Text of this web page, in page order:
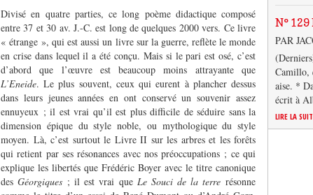
Divisé en quatre parties, ce long poème didactique composé
entre 37 et 30 av. J.-C. est long de quelques 2000 vers. Ce livre
« étrange », qui est aussi un livre sur la guerre, reflète le monde
en crise dans lequel il a été conçu. Mais si le pari est osé, c’est
d’abord que l’œuvre est beaucoup moins attrayante que
L’Eneide. Le plus souvent, ceux qui eurent à plancher dessus
dans leurs jeunes années en ont conservé un souvenir assez
ennuyeux ; il est vrai qu’il est plus difficile de séduire sans la
dimension épique du style noble, ou mythologique du style
moyen. Là, c’est surtout le Livre II sur les arbres et les forêts
qui retient par ses résonances avec nos préoccupations ; ce qui
explique les libertés que Frédéric Boyer avec le titre canonique
desGéorgiques ; il est vrai que Le Souci de la terrerésonne
N°
PAR
Camillo,
aise. *
écrit à
LIRE LA